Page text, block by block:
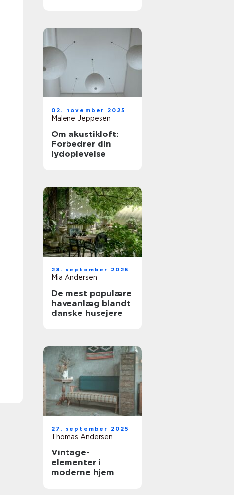
02. november 2025
Malene Jeppesen
Om akustikloft:
Forbedrer din
lydoplevelse
28. september 2025
Mia Andersen
De mest populære
haveanlæg blandt
danske husejere
27. september 2025
Thomas Andersen
Vintage-
elementer i
moderne hjem